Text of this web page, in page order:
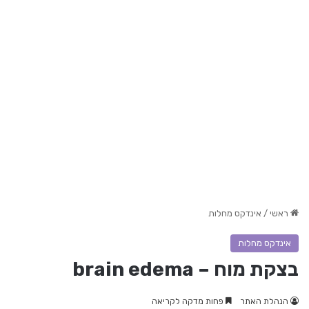
ראשי / אינדקס מחלות
אינדקס מחלות
בצקת מוח – brain edema
הנהלת האתר פחות מדקה לקריאה